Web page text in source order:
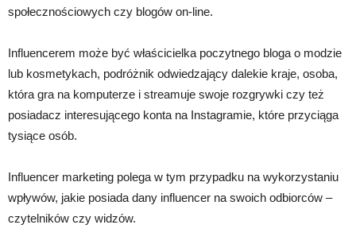
społecznościowych czy blogów on-line.
Influencerem może być właścicielka poczytnego bloga o modzie
lub kosmetykach, podróżnik odwiedzający dalekie kraje, osoba,
która gra na komputerze i streamuje swoje rozgrywki czy też
posiadacz interesującego konta na Instagramie, które przyciąga
tysiące osób.
Influencer marketing polega w tym przypadku na wykorzystaniu
wpływów, jakie posiada dany influencer na swoich odbiorców –
czytelników czy widzów.